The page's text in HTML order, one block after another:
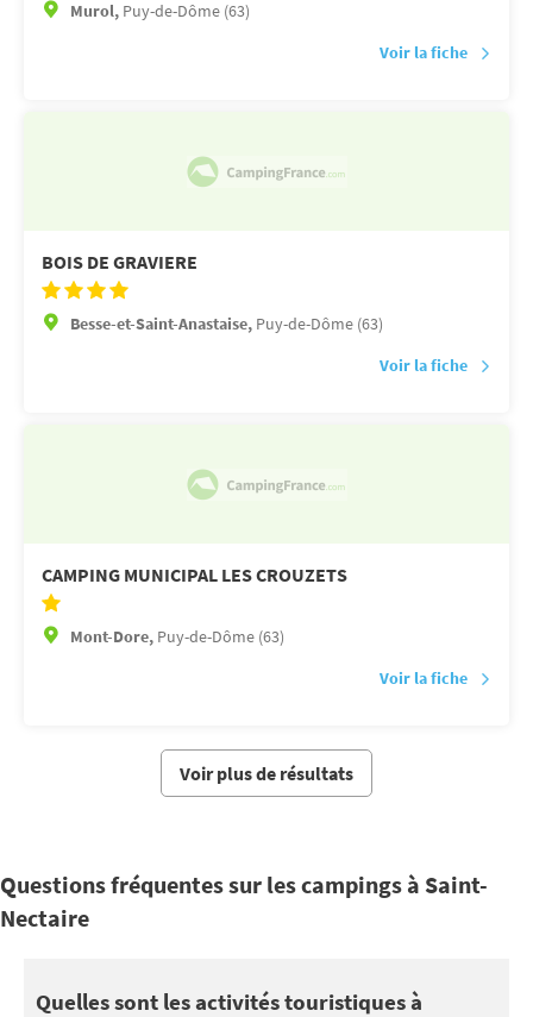
Murol, Puy-de-Dôme (63)
Voir la fiche
BOIS DE GRAVIERE
Besse-et-Saint-Anastaise, Puy-de-Dôme (63)
Voir la fiche
CAMPING MUNICIPAL LES CROUZETS
Mont-Dore, Puy-de-Dôme (63)
Voir la fiche
Voir plus de résultats
Questions fréquentes sur les campings à Saint-
Nectaire
Quelles sont les activités touristiques à
Saint-Nectaire se trouve à proximité de Vulcania, Volcans